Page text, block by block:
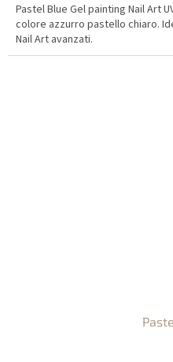
Pastel Blue Gel painting Nail Art
colore azzurro pastello chiaro.
Nail Art avanzati.